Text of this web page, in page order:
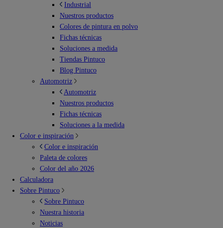
Industrial
Nuestros productos
Colores de pintura en polvo
Fichas técnicas
Soluciones a medida
Tiendas Pintuco
Blog Pintuco
Automotriz
Automotriz
Nuestros productos
Fichas técnicas
Soluciones a la medida
Color e inspiración
Color e inspiración
Paleta de colores
Color del año 2026
Calculadora
Sobre Pintuco
Sobre Pintuco
Nuestra historia
Noticias